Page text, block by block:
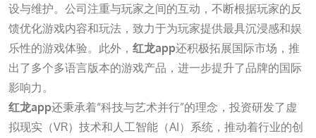
设与维护。公司注重与玩家之间的互动，不断根据玩家的反
馈优化游戏内容和玩法，致力于为玩家提供最具沉浸感和娱
乐性的游戏体验。此外， 红龙app还积极拓展国际市场，推
出了多个多语言版本的游戏产品，进一步提升了品牌的国际
影响力。
红龙app还秉承着“科技与艺术并行”的理念，投资研发了虚
拟现实（VR）技术和人工智能（AI）系统，推动着行业的创